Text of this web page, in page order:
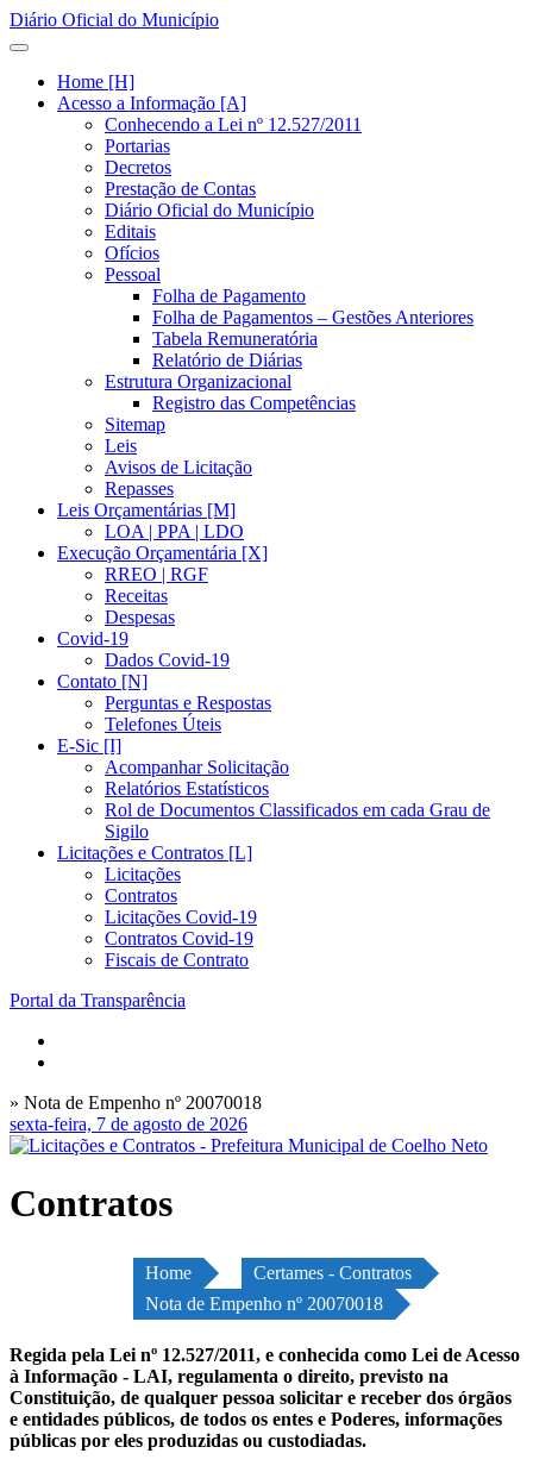
Diário Oficial do Município
Home [H]
Acesso a Informação [A]
Conhecendo a Lei nº 12.527/2011
Portarias
Decretos
Prestação de Contas
Diário Oficial do Município
Editais
Ofícios
Pessoal
Folha de Pagamento
Folha de Pagamentos – Gestões Anteriores
Tabela Remuneratória
Relatório de Diárias
Estrutura Organizacional
Registro das Competências
Sitemap
Leis
Avisos de Licitação
Repasses
Leis Orçamentárias [M]
LOA | PPA | LDO
Execução Orçamentária [X]
RREO | RGF
Receitas
Despesas
Covid-19
Dados Covid-19
Contato [N]
Perguntas e Respostas
Telefones Úteis
E-Sic [I]
Acompanhar Solicitação
Relatórios Estatísticos
Rol de Documentos Classificados em cada Grau de
Sigilo
Licitações e Contratos [L]
Licitações
Contratos
Licitações Covid-19
Contratos Covid-19
Fiscais de Contrato
Portal da Transparência
» Nota de Empenho nº 20070018
sexta-feira, 7 de agosto de 2026
Contratos
Home
Certames - Contratos
Nota de Empenho nº 20070018
Regida pela Lei nº 12.527/2011, e conhecida como Lei de Acesso
à Informação - LAI, regulamenta o direito, previsto na
Constituição, de qualquer pessoa solicitar e receber dos órgãos
e entidades públicos, de todos os entes e Poderes, informações
públicas por eles produzidas ou custodiadas.